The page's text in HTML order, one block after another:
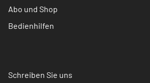
Abo und Shop
Bedienhilfen
Schreiben Sie uns